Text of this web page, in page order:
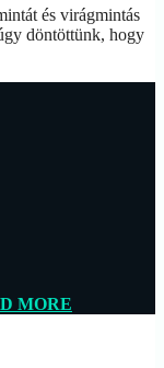
és virágmintás
döntöttünk, hogy
MORE